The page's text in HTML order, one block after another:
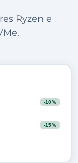
Ryzen e
-10%
-15%